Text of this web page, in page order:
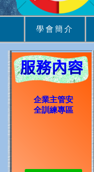
學會簡介
企業主管安
全訓練專區